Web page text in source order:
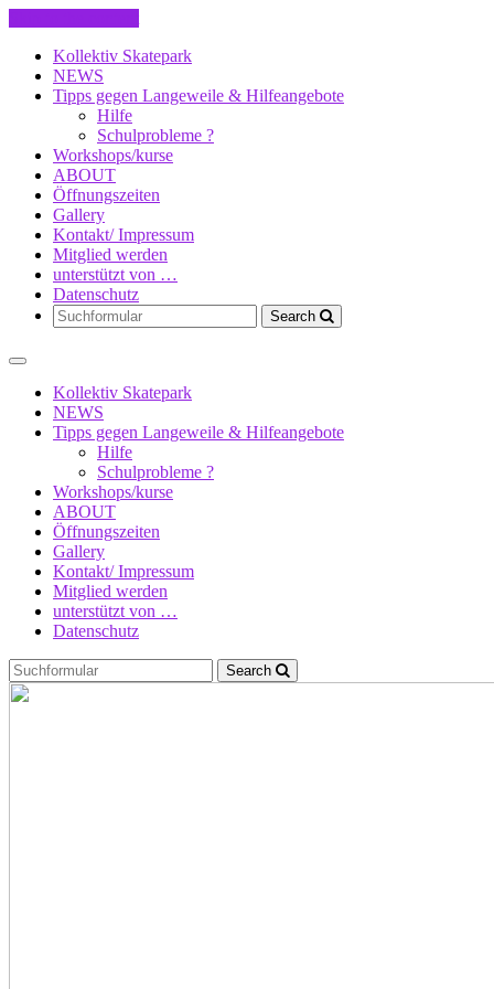
Kollektiv Skatepark
NEWS
Tipps gegen Langeweile & Hilfeangebote
Hilfe
Schulprobleme ?
Workshops/kurse
ABOUT
Öffnungszeiten
Gallery
Kontakt/ Impressum
Mitglied werden
unterstützt von …
Datenschutz
Search
Kollektiv Skatepark
NEWS
Tipps gegen Langeweile & Hilfeangebote
Hilfe
Schulprobleme ?
Workshops/kurse
ABOUT
Öffnungszeiten
Gallery
Kontakt/ Impressum
Mitglied werden
unterstützt von …
Datenschutz
Search